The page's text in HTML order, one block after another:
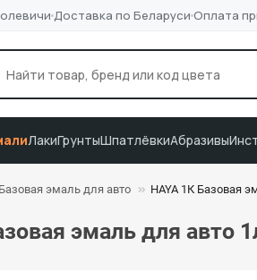
Доставка по Беларуси Оплата
лак Novol грунт 4+1 P80 3M
ЛакиГрунтыШпатлёвкиАбразивы
Базовая эмаль для авто HAYA 1К Базовая
эмаль для авто